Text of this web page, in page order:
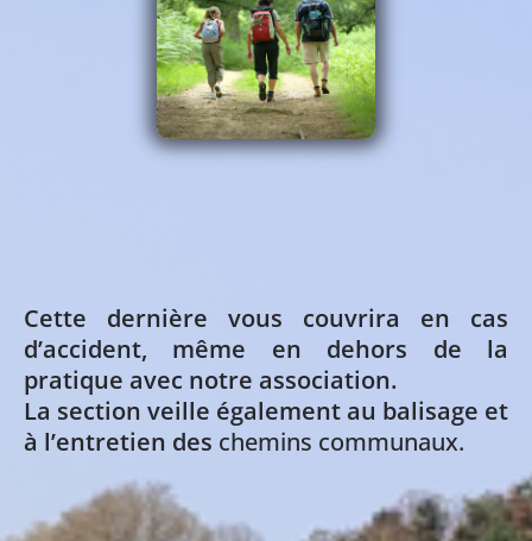
Cette dernière vous couvrira en cas
d’accident, même en dehors de la
pratique avec notre association.
La section veille également au balisage et
à l’entretien des chemins communaux.